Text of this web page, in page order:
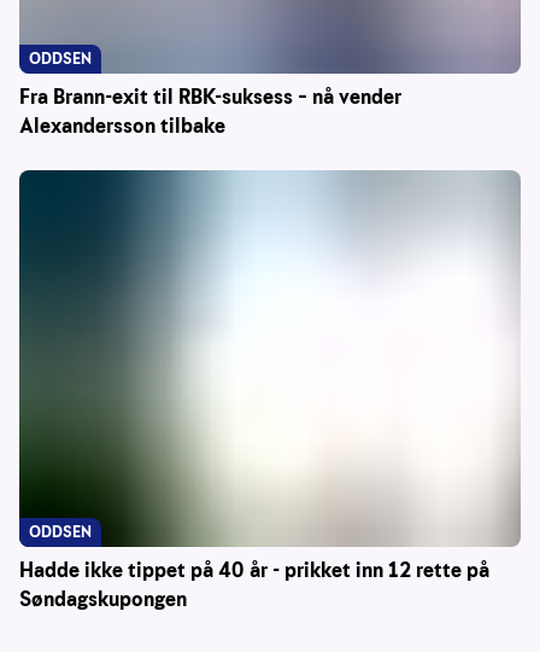
Fra Brann-exit til RBK-suksess – nå vender
Alexandersson tilbake
ODDSEN
Hadde ikke tippet på 40 år - prikket inn 12 rette på
Søndagskupongen
ODDSEN